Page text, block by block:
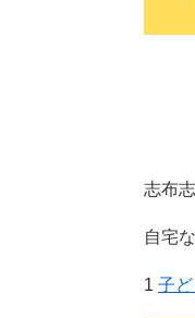
志布
自宅
1 子